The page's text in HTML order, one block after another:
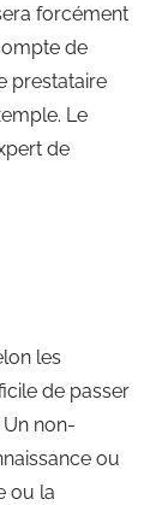
forcément
de
prestataire
Le
de
les
de passer
non-
ou
ou la